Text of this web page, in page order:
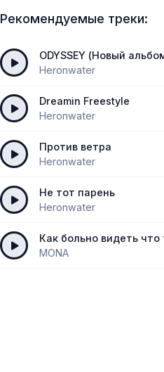
Рекомендуемые треки:
ODYSSEY (Новый
Heronwater
Dreamin Freestyle
Heronwater
Против ветра
Heronwater
Не тот парень
Heronwater
Как больно видеть
MONA